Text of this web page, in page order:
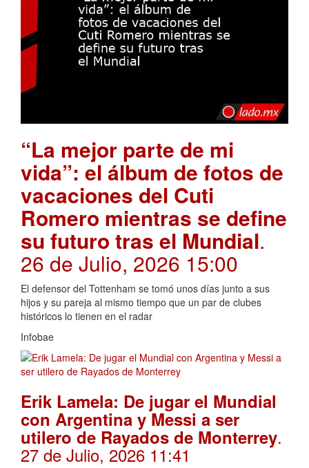
“La mejor parte de mi
vida”: el álbum de fotos de
vacaciones del Cuti
Romero mientras se define
su futuro tras el Mundial.
26 de Julio, 2026 15:00
El defensor del Tottenham se tomó unos días junto a sus
hijos y su pareja al mismo tiempo que un par de clubes
históricos lo tienen en el radar
Infobae
Erik Lamela: De jugar el Mundial
con Argentina y Messi a ser
utilero de Rayados de Monterrey.
27 de Julio, 2026 11:41